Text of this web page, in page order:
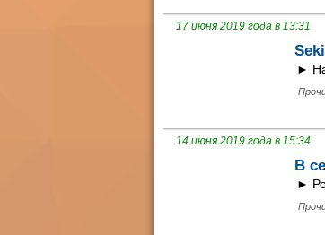
17 июня 2019 года в 13:31
►
14 июня 2019 года в 15:34
В
►